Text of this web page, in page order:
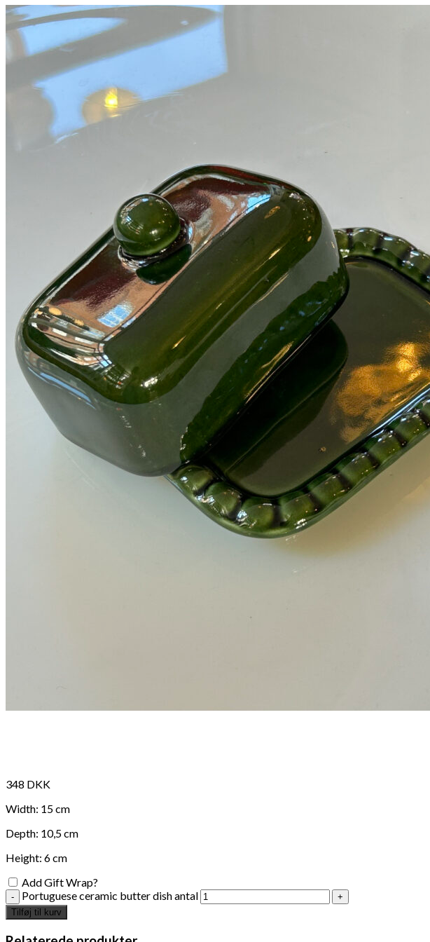
Måske kunne nogle af disse produkter have din interesse?
Add to Wishlist
Jingle bell ornament, in brass
38DKKTilføj til kurv
348 DKK
Width: 15 cm
Depth: 10,5 cm
Height: 6 cm
Add Gift Wrap?
Portuguese ceramic butter dish antal
Tilføj til kurv